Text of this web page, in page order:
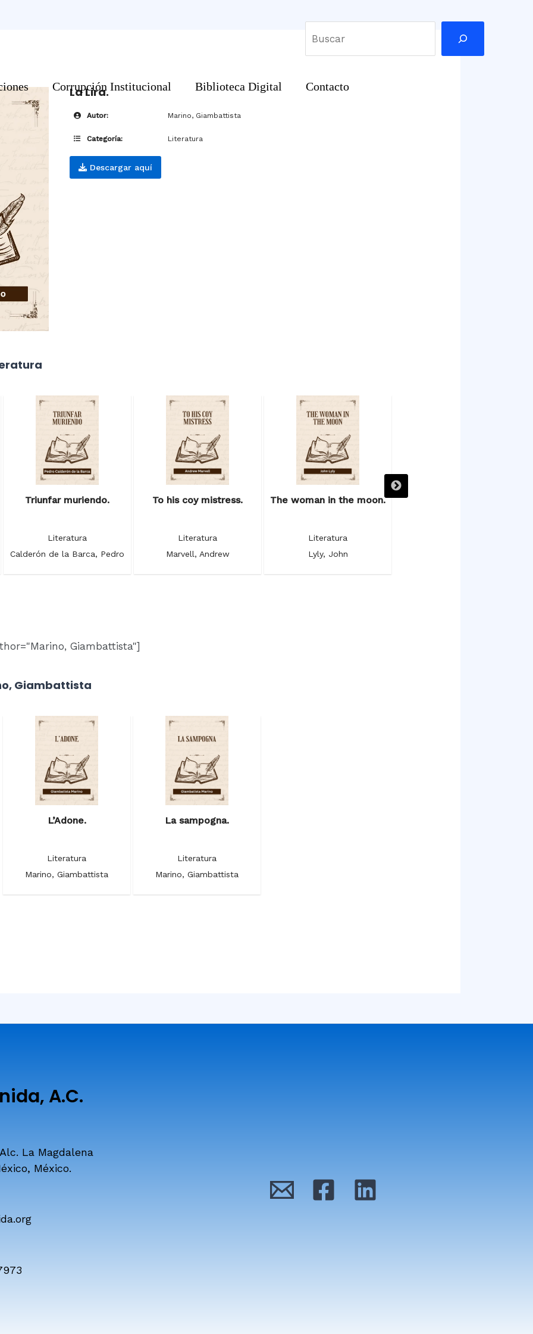
Corrupción Institucional Biblioteca Digital Contacto
La Lira.
Autor: Marino, Giambattista
Categoría: Literatura
Descargar aquí
Triunfar muriendo.
Literatura
Calderón de la Barca, Pedro
To his coy mistress.
Literatura
Marvell, Andrew
The woman in the moon.
Literatura
Lyly, John
Giambattista"]
Giambattista
L’Adone.
Literatura
Marino, Giambattista
La sampogna.
Literatura
Marino, Giambattista
A.C.
La Magdalena
México.